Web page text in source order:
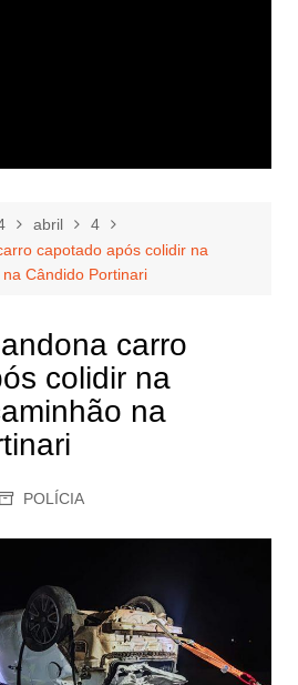
abril
4
capotado após colidir na
Cândido Portinari
carro
colidir na
na
POLÍCIA